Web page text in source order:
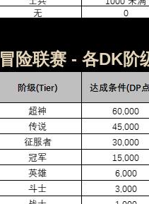
冒险联赛 - 各DK阶